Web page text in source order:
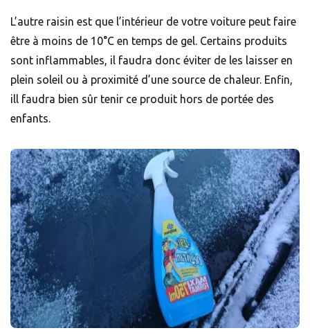
L’autre raisin est que l’intérieur de votre voiture peut faire
être à moins de 10°C en temps de gel. Certains produits
sont inflammables, il faudra donc éviter de les laisser en
plein soleil ou à proximité d’une source de chaleur. Enfin,
ill faudra bien sûr tenir ce produit hors de portée des
enfants.